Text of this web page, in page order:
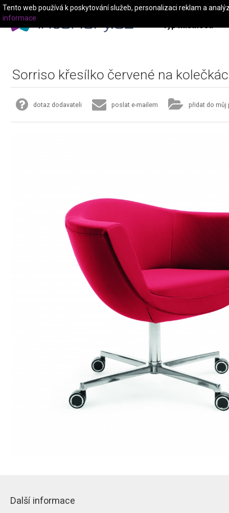
Typ místnosti
Sorriso křesílko červené na
dotaz dodavateli poslat e-mailem přidat do můj
Další informace
Tento web používá k poskytování služeb, personalizaci reklam a
informace